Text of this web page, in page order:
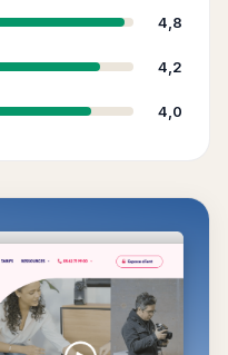
4,8
4,2
4,0